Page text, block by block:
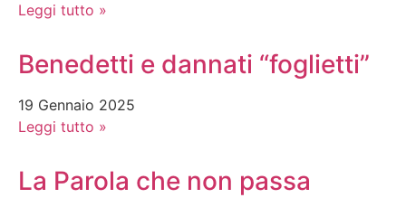
Leggi tutto »
Benedetti e dannati “foglietti”
19 Gennaio 2025
Leggi tutto »
La Parola che non passa